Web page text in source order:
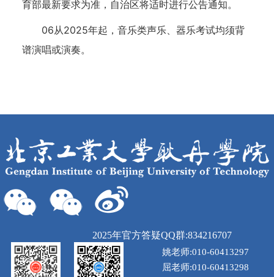
育部最新要求为准，自治区将适时进行公告通知。
06从2025年起，音乐类声乐、器乐考试均须背
谱演唱或演奏。
2025年官方答疑QQ群:834216707
姚老师:010-60413297
屈老师:010-60413298